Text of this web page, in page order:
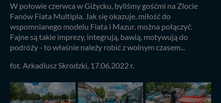
W połowie czerwca w Giżycku, byliśmy gośćmi na Zlocie
Fanów Fiata Multipla. Jak się okazuje, miłość do
wspomnianego modelu Fiata i Mazur, można połączyć.
Fajne są takie imprezy, integrują, bawią, motywują do
podróży - to właśnie należy robić z wolnym czasem...
fot. Arkadiusz Skrodzki, 17.06.2022 r.